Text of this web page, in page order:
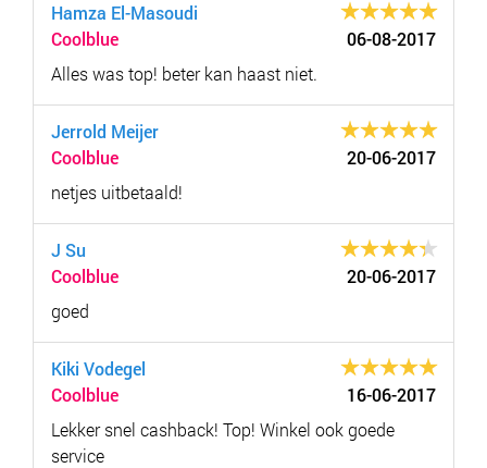
Hamza El-Masoudi
Coolblue
06-08-2017
Alles was top! beter kan haast niet.
Jerrold Meijer
Coolblue
20-06-2017
netjes uitbetaald!
J Su
Coolblue
20-06-2017
goed
Kiki Vodegel
Coolblue
16-06-2017
Lekker snel cashback! Top! Winkel ook goede
service